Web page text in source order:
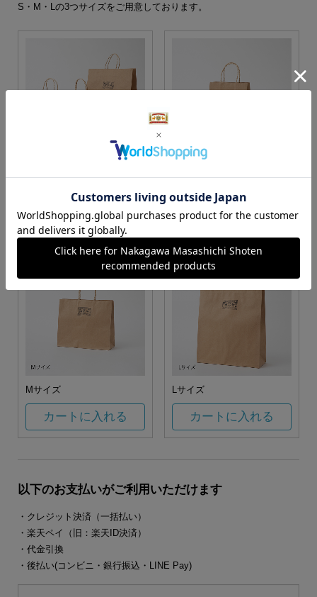
S・M・Lの3つサイズをご用意しております。
カートに入れる カートに入れる
Mサイズ
カートに入れる
Lサイズ
カートに入れる
以下のお支払いがご利用いただけます
・クレジット決済（一括払い）
・楽天ペイ（旧：楽天ID決済）
・代金引換
・後払い(コンビニ・銀行振込・LINE Pay)